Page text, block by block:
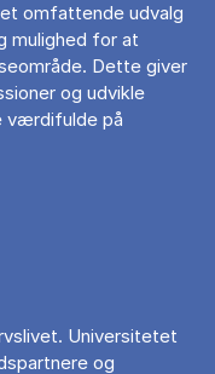
omfattende udvalg
mulighed for at
Dette giver
og udvikle
værdifulde på
Universitetet
og